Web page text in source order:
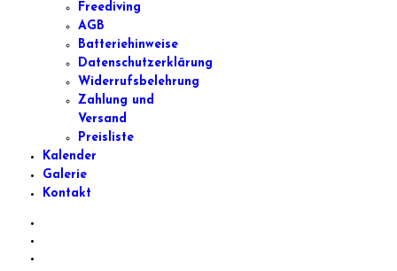
Freediving
AGB
Batteriehinweise
Datenschutzerklärung
Widerrufsbelehrung
Zahlung und
Versand
Preisliste
Kalender
Galerie
Kontakt